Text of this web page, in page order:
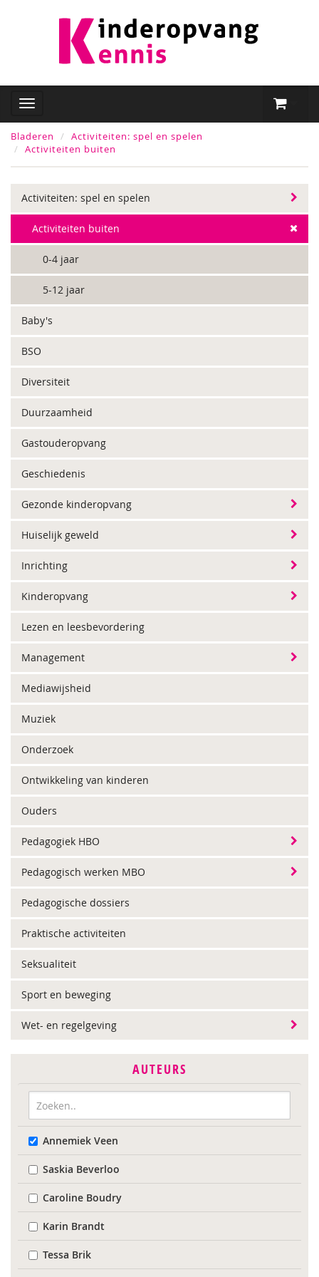
Bladeren
Activiteiten: spel en spelen
Activiteiten buiten
Activiteiten: spel en spelen
Activiteiten buiten
0-4 jaar
5-12 jaar
Baby's
BSO
Diversiteit
Duurzaamheid
Gastouderopvang
Geschiedenis
Gezonde kinderopvang
Huiselijk geweld
Inrichting
Kinderopvang
Lezen en leesbevordering
Management
Mediawijsheid
Muziek
Onderzoek
Ontwikkeling van kinderen
Ouders
Pedagogiek HBO
Pedagogisch werken MBO
Pedagogische dossiers
Praktische activiteiten
Seksualiteit
Sport en beweging
Wet- en regelgeving
AUTEURS
Annemiek Veen
Saskia Beverloo
Caroline Boudry
Karin Brandt
Tessa Brik